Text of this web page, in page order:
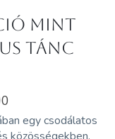
mint
tánc
egy csodálatos